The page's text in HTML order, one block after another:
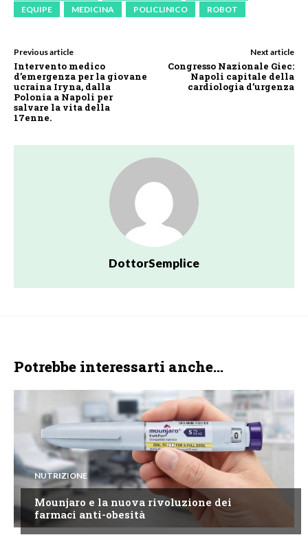
EQUIPE MEDICINA POLICLINICO ROBOT
Previous article
Intervento medico
d’emergenza per la giovane
ucraina Iryna, dalla
Polonia a Napoli per
salvare la vita della
17enne.
Next article
Congresso Nazionale Giec:
Napoli capitale della
cardiologia d’urgenza
DottorSemplice
Potrebbe interessarti anche...
NUTRIZIONE
Mounjaro e la nuova rivoluzione dei
farmaci anti-obesità